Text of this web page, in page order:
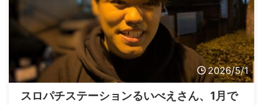
2026/5/1
スロパチステーションるいべえさん、1月で